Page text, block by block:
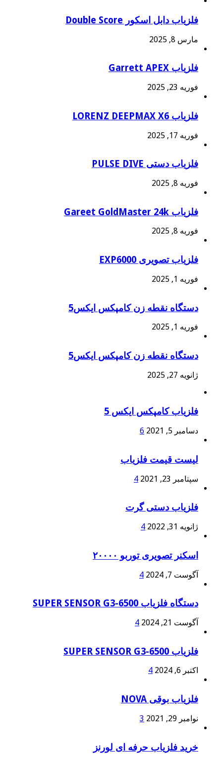
فلزیاب دابل اسکور Double Score
مارس 8, 2025
فلزیاب Garrett APEX
فوریه 23, 2025
فلزیاب LORENZ DEEPMAX X6
فوریه 17, 2025
فلزیاب دستی PULSE DIVE
فوریه 8, 2025
فلزیاب Gareet GoldMaster 24k
فوریه 8, 2025
فلزیاب تصویری EXP6000
فوریه 1, 2025
دستگاه نقطه زن کامپکس ایکس5
فوریه 1, 2025
دستگاه نقطه زن کامپکس ایکس5
ژانویه 27, 2025
فلزیاب کامپکس ایکس 5
دسامبر 5, 2021 6
لیست قیمت فلزیاب
سپتامبر 23, 2021 4
فلزیاب دستی گرت
ژانویه 31, 2022 4
اسکنر تصویری توربو ۲۰۰۰۰
آگوست 7, 2024 4
دستگاه فلزیاب SUPER SENSOR G3-6500
آگوست 21, 2024 4
فلزیاب SUPER SENSOR G3-6500
اکتبر 6, 2024 4
فلزیاب بوقی NOVA
نوامبر 29, 2021 3
خرید فلزیاب حرفه ای لورنز